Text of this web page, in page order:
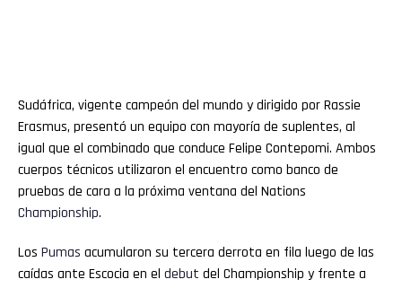
Sudáfrica, vigente campeón del mundo y dirigido por Rassie
Erasmus, presentó un equipo con mayoría de suplentes, al
igual que el combinado que conduce Felipe Contepomi. Ambos
cuerpos técnicos utilizaron el encuentro como banco de
pruebas de cara a la próxima ventana del Nations
Championship.
Los Pumas acumularon su tercera derrota en fila luego de las
caídas ante Escocia en el debut del Championship y frente a